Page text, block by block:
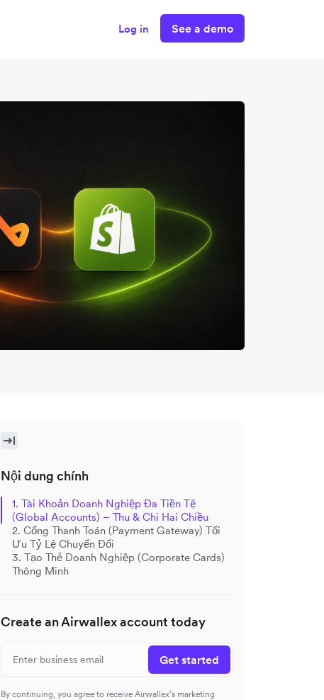
Log in See a demo
Nội dung chính
1. Tài Khoản Doanh Nghiệp Đa Tiền Tệ
(Global Accounts) – Thu & Chi Hai Chiều
2. Cổng Thanh Toán (Payment Gateway) Tối
Ưu Tỷ Lệ Chuyển Đổi
3. Tạo Thẻ Doanh Nghiệp (Corporate Cards)
Thông Minh
Create an Airwallex account today
Get started
By continuing, you agree to receive Airwallex’s marketing